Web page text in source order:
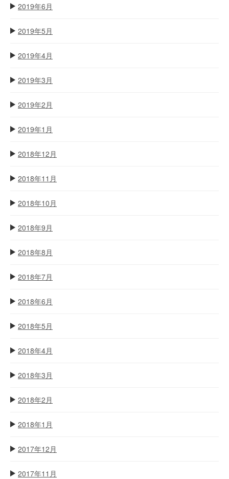
2019年6月
2019年5月
2019年4月
2019年3月
2019年2月
2019年1月
2018年12月
2018年11月
2018年10月
2018年9月
2018年8月
2018年7月
2018年6月
2018年5月
2018年4月
2018年3月
2018年2月
2018年1月
2017年12月
2017年11月